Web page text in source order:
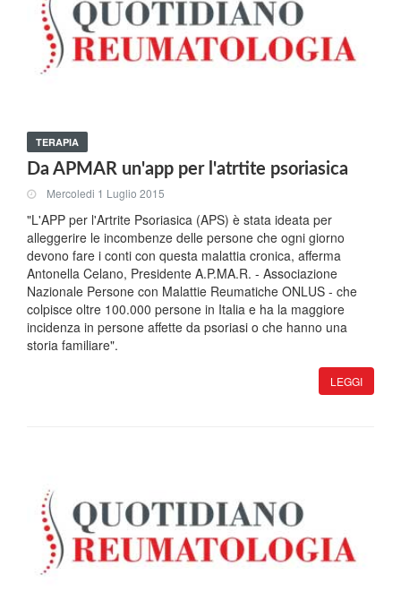
TERAPIA
Da APMAR un'app per l'atrtite psoriasica
Mercoledi 1 Luglio 2015
"L'APP per l'Artrite Psoriasica (APS) è stata ideata per
alleggerire le incombenze delle persone che ogni giorno
devono fare i conti con questa malattia cronica, afferma
Antonella Celano, Presidente A.P.MA.R. - Associazione
Nazionale Persone con Malattie Reumatiche ONLUS - che
colpisce oltre 100.000 persone in Italia e ha la maggiore
incidenza in persone affette da psoriasi o che hanno una
storia familiare".
LEGGI